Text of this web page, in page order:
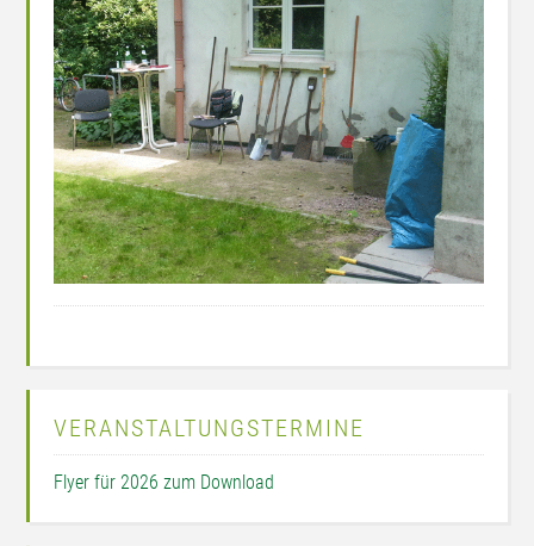
VERANSTALTUNGSTERMINE
Flyer für 2026 zum Download